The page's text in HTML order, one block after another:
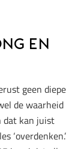
en
geen diepe
de waarheid
dat kan juist
‘overdenken.’